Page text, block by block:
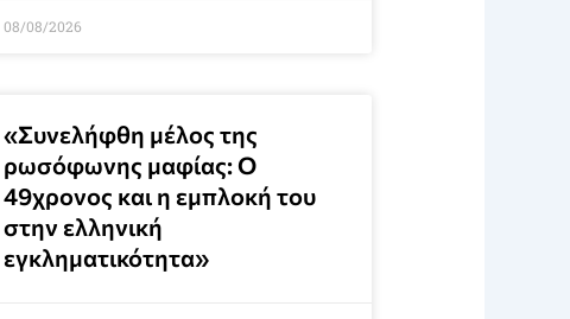
08/08/2026
«Συνελήφθη μέλος της
ρωσόφωνης μαφίας: Ο
49χρονος και η εμπλοκή του
στην ελληνική
εγκληματικότητα»